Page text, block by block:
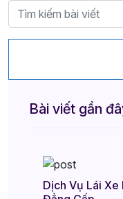
Bài viết gần
Dịch Vụ Lái Xe